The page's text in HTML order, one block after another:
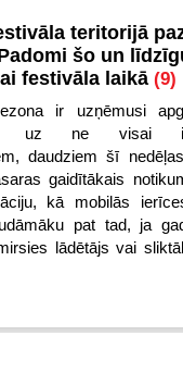
teritorijā
šo un
festivāla laikā (9)
ir uzņēmusi
uz ne visai
daudziem šī
gaidītākais
kā mobilās
pat tad, ja
lādētājs vai